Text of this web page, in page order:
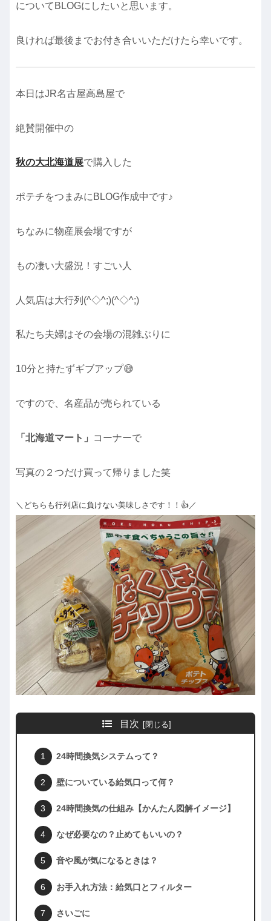
についてBLOGにしたいと思います。
良ければ最後までお付き合いいただけたら幸いです。
本日はJR名古屋高島屋で
絶賛開催中の
秋の大北海道展で購入した
ポテチをつまみにBLOG作成中です♪
ちなみに物産展会場ですが
もの凄い大盛況！すごい人
人気店は大行列(^◇^;)(^◇^;)
私たち夫婦はその会場の混雑ぶりに
10分と持たずギブアップ😅
ですので、名産品が売られている
「北海道マート」 コーナーで
写真の２つだけ買って帰りました笑
＼どちらも行列店に負けない美味しさです！！👍／
目次
24時間換気システムって？
壁についている給気口って何？
24時間換気の仕組み【かんたん図解イメージ】
なぜ必要なの？止めてもいいの？
音や風が気になるときは？
お手入れ方法：給気口とフィルター
さいごに